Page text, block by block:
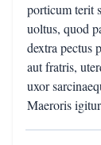
porticum terit
uoltus, quod
dextra pectus
aut fratris,
uxor
Maeroris